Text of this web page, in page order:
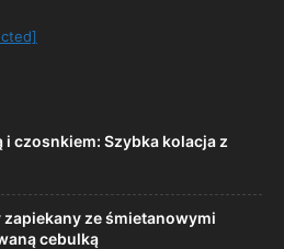
i czosnkiem: Szybka kolacja z
ze śmietanowymi
cebulką